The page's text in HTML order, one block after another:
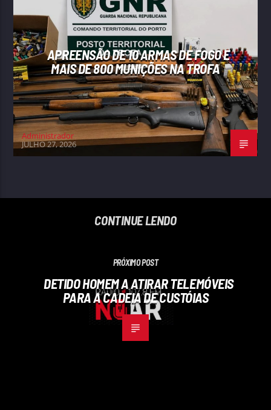
APREENSÃO DE 10 ARMAS DE FOGO E
MAIS DE 800 MUNIÇÕES NA TROFA
Administrador
JULHO 27, 2026
CONTINUE LENDO
PRÓXIMO POST
DETIDO HOMEM A ATIRAR TELEMÓVEIS
PARA A CADEIA DE CUSTÓIAS